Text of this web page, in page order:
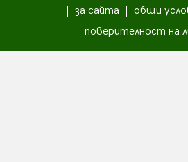
за сайта
общи
поверителност на